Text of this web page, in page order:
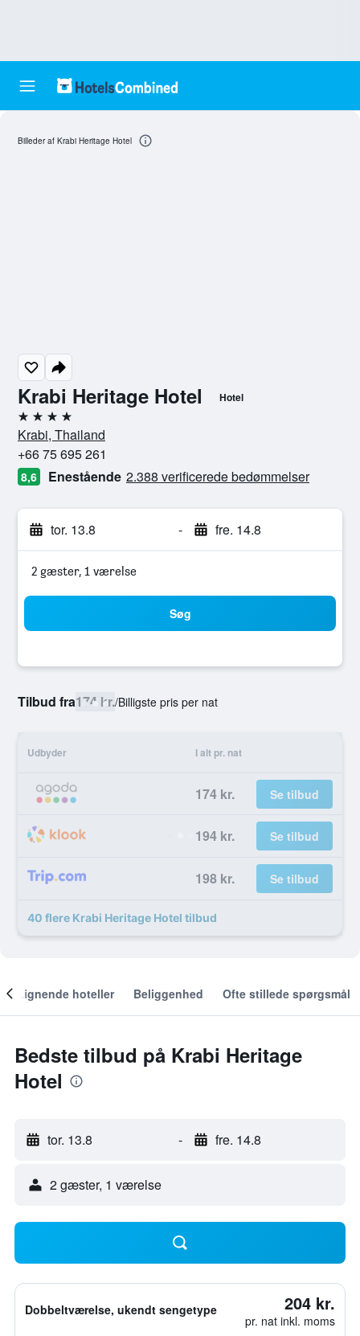
Krabi Heritage Hotel Hotel
4 stjerner
Krabi, Thailand
+66 75 695 261
8,6 Enestående 2.388 verificerede bedømmelser
tor. 13.8 - fre. 14.8
2 gæster, 1 værelse
Søg
Tilbud fra174 kr./Billigste pris per nat
Udbyder I alt pr. nat
174 kr. Se tilbud
194 kr. Se tilbud
198 kr. Se tilbud
40 flere Krabi Heritage Hotel tilbud
Billeder af Krabi Heritage Hotel
Lignende hoteller Beliggenhed Ofte stillede spørgsmål
Bedste tilbud på Krabi Heritage
Hotel
tor. 13.8 - fre. 14.8
2 gæster, 1 værelse
Dobbeltværelse, ukendt sengetype 204 kr.
pr. nat inkl. moms